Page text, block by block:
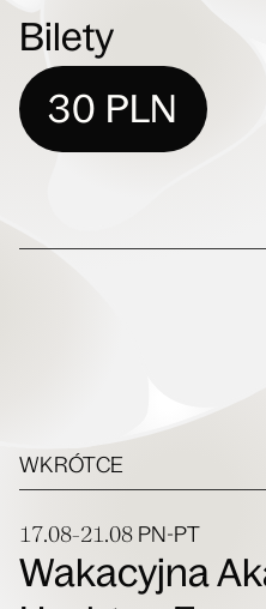
Bilety
30 PLN
WKRÓTCE
17.08-21.08 PN-PT
Wakacyjna